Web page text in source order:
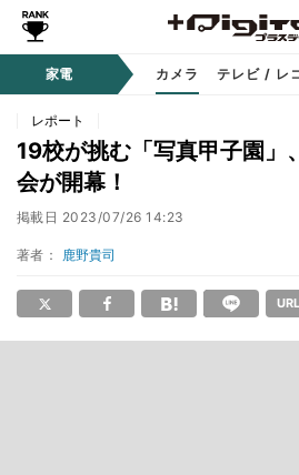
家電 カメラ テレビ / レ
レポート
19校が挑む「写真甲子園」
会が開幕！
掲載日 2023/07/26 14:23
著者： 鹿野貴司